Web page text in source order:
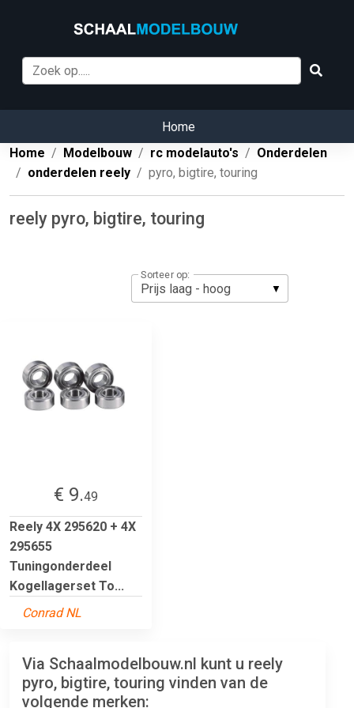
Home
Home
Modelbouw rc modelauto's
Onderdelen
onderdelen reely
pyro, bigtire, touring
reely pyro, bigtire, touring
Sorteer op:
€ 9.49
Reely 4X 295620 + 4X
295655
Tuningonderdeel
Kogellagerset To...
Conrad NL
Via Schaalmodelbouw.nl kunt u reely
pyro, bigtire, touring vinden van de
volgende merken: